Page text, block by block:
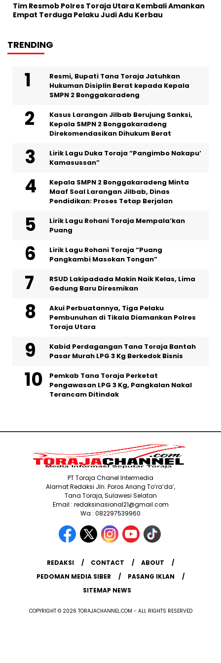
Tim Resmob Polres Toraja Utara Kembali Amankan
Empat Terduga Pelaku Judi Adu Kerbau
TRENDING
Resmi, Bupati Tana Toraja Jatuhkan
Hukuman Disiplin Berat kepada Kepala
SMPN 2 Bonggakaradeng
Kasus Larangan Jilbab Berujung Sanksi,
Kepala SMPN 2 Bonggakaradeng
Direkomendasikan Dihukum Berat
Lirik Lagu Duka Toraja “Pangimbo Nakapu’
Kamasussan”
Kepala SMPN 2 Bonggakaradeng Minta
Maaf Soal Larangan Jilbab, Dinas
Pendidikan: Proses Tetap Berjalan
Lirik Lagu Rohani Toraja Mempala’kan
Puang
Lirik Lagu Rohani Toraja “Puang
Pangkambi Masokan Tongan”
RSUD Lakipadada Makin Naik Kelas, Lima
Gedung Baru Diresmikan
Akui Perbuatannya, Tiga Pelaku
Pembunuhan di Tikala Diamankan Polres
Toraja Utara
Kabid Perdagangan Tana Toraja Bantah
Pasar Murah LPG 3 Kg Berkedok Bisnis
Pemkab Tana Toraja Perketat
Pengawasan LPG 3 Kg, Pangkalan Nakal
Terancam Ditindak
PT Toraja Chanel Intermedia
Alamat Redaksi Jln. Poros Ariang To’ra’da’,
Tana Toraja, Sulawesi Selatan
Email : redaksinasional21@gmail.com
Wa : 082297539960
REDAKSI CONTACT
ABOUT
PEDOMAN MEDIA SIBER
PASANG IKLAN
SITEMAP NEWS
COPYRIGHT © 2026 TORAJACHANNEL.COM - ALL RIGHTS RESERVED